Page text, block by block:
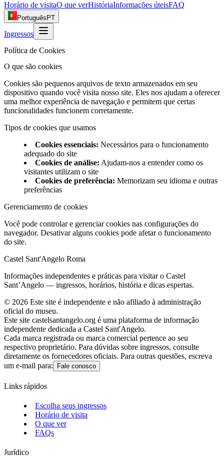
Horário de visitaO que verHistóriaInformações úteisFAQ
Português PT
Ingressos
Política de Cookies
O que são cookies
Cookies são pequenos arquivos de texto armazenados em seu
dispositivo quando você visita nosso site. Eles nos ajudam a oferecer
uma melhor experiência de navegação e permitem que certas
funcionalidades funcionem corretamente.
Tipos de cookies que usamos
Cookies essenciais: Necessários para o funcionamento
adequado do site
Cookies de análise: Ajudam-nos a entender como os
visitantes utilizam o site
Cookies de preferência: Memorizam seu idioma e outras
preferências
Gerenciamento de cookies
Você pode controlar e gerenciar cookies nas configurações do
navegador. Desativar alguns cookies pode afetar o funcionamento
do site.
Castel Sant'Angelo Roma
Informações independentes e práticas para visitar o Castel
Sant’Angelo — ingressos, horários, história e dicas espertas.
© 2026 Este site é independente e não afiliado à administração
oficial do museu.
Este site castelsantangelo.org é uma plataforma de informação
independente dedicada a Castel Sant'Angelo.
Cada marca registrada ou marca comercial pertence ao seu
respectivo proprietário. Para dúvidas sobre ingressos, consulte
diretamente os fornecedores oficiais. Para outras questões, escreva
um e-mail para:
Fale conosco
Links rápidos
Escolha seus ingressos
Horário de visita
O que ver
FAQs
Jurídico